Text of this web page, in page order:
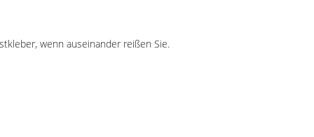
wenn auseinander reißen Sie.